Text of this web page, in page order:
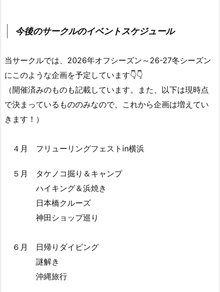
今後のサークルのイベントスケジュール
当サークルでは、2026年オフシーズン～26-27冬シーズン
にこのような企画を予定しています👇👇
（開催済みのものも記載しています。また、以下は現時点
で決まっているもののみなので、これから企画は増えてい
きます！）
４月 フリューリングフェストin横浜
５月 タケノコ掘り＆キャンプ
ハイキング＆浜焼き
日本橋クルーズ
神田ショップ巡り
６月 日帰りダイビング
謎解き
沖縄旅行